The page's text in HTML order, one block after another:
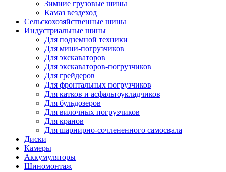
Зимние грузовые шины
Камаз вездеход
Сельскохозяйственные шины
Индустриальные шины
Для подземной техники
Для мини-погрузчиков
Для экскаваторов
Для экскаваторов-погрузчиков
Для грейдеров
Для фронтальных погрузчиков
Для катков и асфальтоукладчиков
Для бульдозеров
Для вилочных погрузчиков
Для кранов
Для шарнирно-сочлененного самосвала
Диски
Камеры
Аккумуляторы
Шиномонтаж